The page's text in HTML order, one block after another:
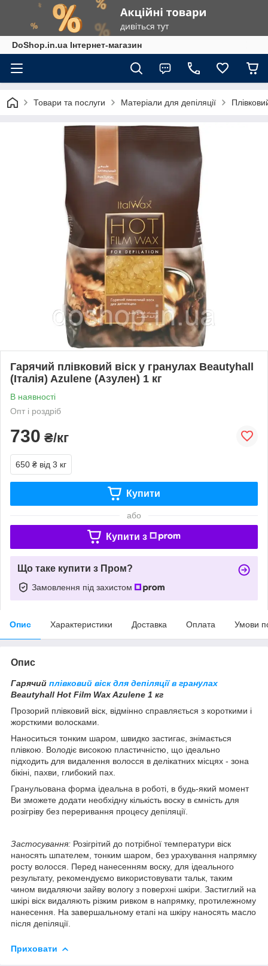
DoShop.in.ua Інтернет-магазин
Товари та послуги Матеріали для депіляції
Гарячий плівковий віск у гранулах Beautyhall
(Італія) Azulene (Азулен) 1 кг
В наявності
Опт і роздріб
730 ₴/кг
650 ₴ від 3 кг
Купити
або
Купити з
Що таке купити з Пром?
Замовлення під захистом
Опис Характеристики Доставка Оплата Умови
Опис
Гарячий плівковий віск для депіляції в гранулах
Beautyhall Hot Film Wax Azulene 1 кг
Прозорий плівковий віск, відмінно справляється з короткими і
жорсткими волосками.
Наноситься тонким шаром, швидко застигає, знімається
плівкою. Володіє високою пластичністю, що ідеально
підходить для видалення волосся в делікатних місцях - зона
бікіні, пахви, глибокий пах.
Гранульована форма ідеальна в роботі, в будь-який момент
Ви зможете додати необхідну кількість воску в ємність для
розігріву без переривання процесу депіляції.
Застосування: Розігрітий до потрібної температури віск
наносять шпателем, тонким шаром, без урахування напрямку
росту волосся. Перед нанесенням воску, для ідеального
результату, рекомендуємо використовувати тальк, таким
чином видаляючи зайву вологу з поверхні шкіри. Застиглий на
шкірі віск видаляють різким ривком в напрямку, протилежному
нанесення. На завершальному етапі на шкіру наносять масло
після депіляції.
Приховати